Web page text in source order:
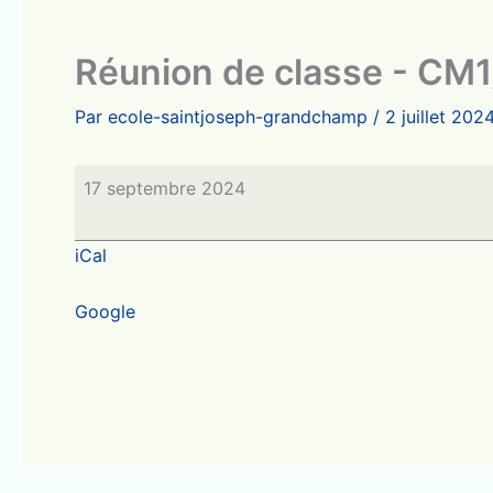
Réunion de classe -
Par ecole-saintjoseph-grandchamp / 2 juillet
Réunion
classe
-
17 septembre 2024
iCal
Google